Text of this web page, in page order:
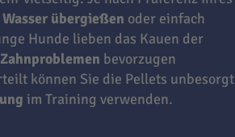
übergießen oder einfach
Hunde lieben das Kauen der
bevorzugen
können Sie die Pellets unbesorgt
im Training verwenden.